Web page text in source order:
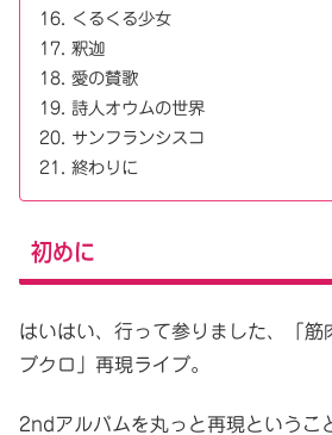
くるくる少女
釈迦
愛の賛歌
詩人オウムの世界
サンフランシスコ
終わりに
初めに
はいはい、行って参りました、「筋
ブクロ」再現ライブ。
2ndアルバムを丸っと再現というこ